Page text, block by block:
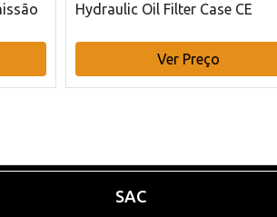
Hydraulic Oil Filter Case CE
Ver Preço
SAC